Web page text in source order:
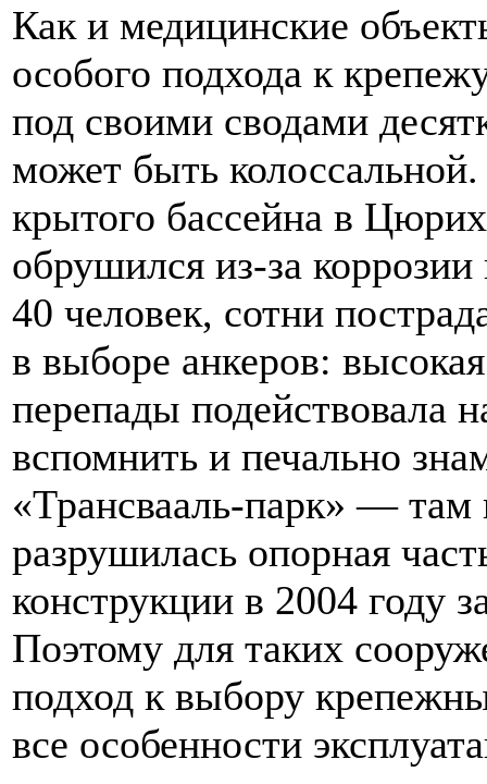
Как и медицинские
особого подхода к
под своими сводами
может быть
крытого бассейна в
обрушился из-за коррозии
40 человек, сотни
в выборе анкеров:
перепады подействовала
вспомнить и печально
«Трансвааль-парк» —
разрушилась опорная
конструкции в 2004 году
Поэтому для таких
подход к выбору
все особенности